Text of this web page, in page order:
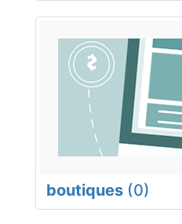
boutiques (0)